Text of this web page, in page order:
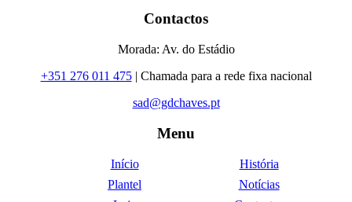
Contactos
Morada: Av. do Estádio
+351 276 011 475| Chamada para a rede fixa nacional
sad@gdchaves.pt
Menu
Início
História
Plantel
Notícias